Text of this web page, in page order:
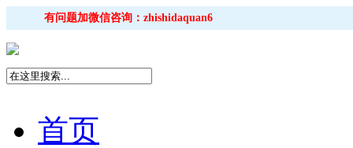
有问题加微信咨询：zhishidaquan6
首页